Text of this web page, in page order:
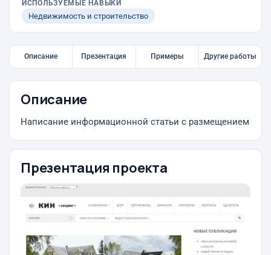
ИСПОЛЬЗУЕМЫЕ НАВЫКИ
Недвижимость и строительство
Описание Презентация Примеры Другие работы
Описание
Написание информационной статьи с размещением
Презентация проекта